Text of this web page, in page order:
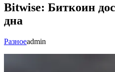
Bitwise: Биткоин
дна
Разноеadmin